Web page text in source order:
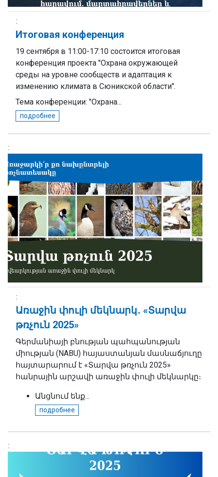
Итоговая конференция
19 сентября в 11:00-17:10 состоится итоговая
конференция проекта "Охрана окружающей
среды на уровне сообществ и адаптация к
изменению климата в Сюникской области".
Тема конференции: "Охрана...
подробнее
Առաջին փուլի մեկնարկ․ «Տարվա
թռչուն 2025»
Գերմանիայի բնության պահպանության
միության (NABU) հայաստանյան մասնաճյուղը
հայտարարում է «Տարվա թռչուն 2025»
հանրային արշավի առաջին փուլի մեկնարկը։
Անցնում ենք...
подробнее